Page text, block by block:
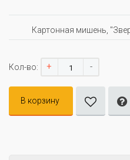
Картонная мишень,
Кол-во: + -
В корзину